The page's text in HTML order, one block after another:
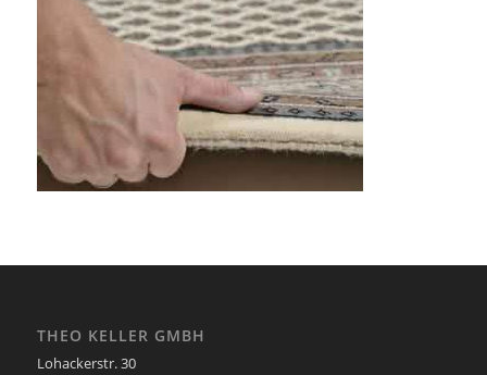
THEO KELLER GMBH
Lohackerstr. 30